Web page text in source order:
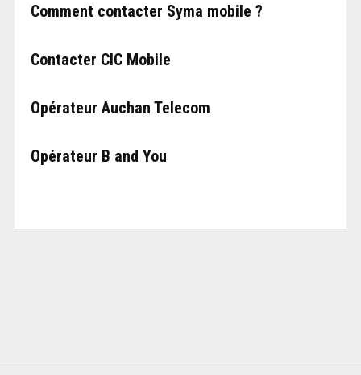
Comment contacter Syma mobile ?
Contacter CIC Mobile
Opérateur Auchan Telecom
Opérateur B and You